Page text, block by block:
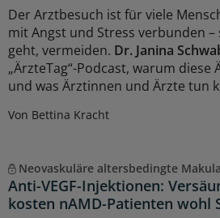
Der Arztbesuch ist für viele
mit Angst und Stress verbunden –
geht, vermeiden. Dr. Janina
„ÄrzteTag“-Podcast, warum diese
und was Ärztinnen und Ärzte tun
Von Bettina Kracht
Neovaskuläre altersbedingte
Anti-VEGF-Injektionen:
kosten nAMD-Patienten wohl